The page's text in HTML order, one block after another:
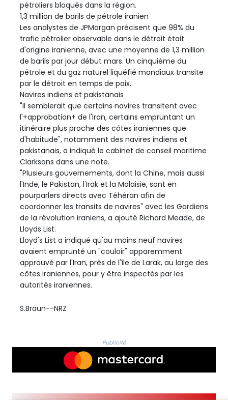
pétroliers bloqués dans la région.
1,3 million de barils de pétrole iranien
Les analystes de JPMorgan précisent que 98% du
trafic pétrolier observable dans le détroit était
d'origine iranienne, avec une moyenne de 1,3 million
de barils par jour début mars. Un cinquième du
pétrole et du gaz naturel liquéfié mondiaux transite
par le détroit en temps de paix.
Navires indiens et pakistanais
"Il semblerait que certains navires transitent avec
l'+approbation+ de l'Iran, certains empruntant un
itinéraire plus proche des côtes iraniennes que
d'habitude", notamment des navires indiens et
pakistanais, a indiqué le cabinet de conseil maritime
Clarksons dans une note.
"Plusieurs gouvernements, dont la Chine, mais aussi
l'Inde, le Pakistan, l'Irak et la Malaisie, sont en
pourparlers directs avec Téhéran afin de
coordonner les transits de navires" avec les Gardiens
de la révolution iraniens, a ajouté Richard Meade, de
Lloyds List.
Lloyd's List a indiqué qu'au moins neuf navires
avaient emprunté un "couloir" apparemment
approuvé par l'Iran, près de l'île de Larak, au large des
côtes iraniennes, pour y être inspectés par les
autorités iraniennes.
S.Braun--NRZ
Publicité